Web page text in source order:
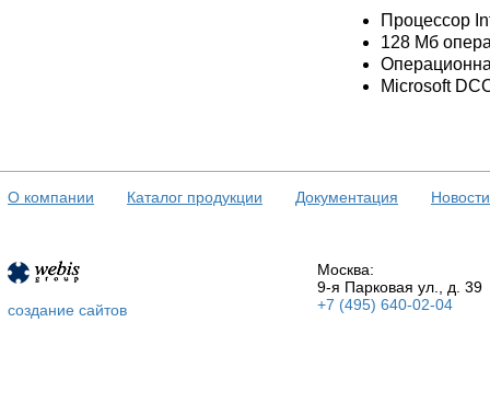
Процессор
128 Мб
Microsoft
О компании Каталог продукции Документация Новости
создание сайтов
Москва:
9-я Парковая ул., д. 39
+7 (495) 640-02-04